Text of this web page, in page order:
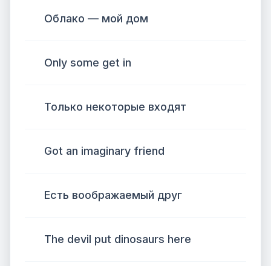
Облако — мой дом
Only some get in
Только некоторые входят
Got an imaginary friend
Есть воображаемый друг
The devil put dinosaurs here